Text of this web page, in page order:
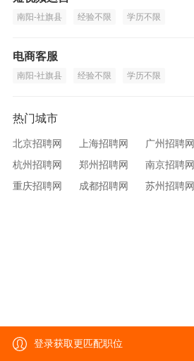
南阳-社旗县 经验不限 学历不限
电商客服
南阳-社旗县 经验不限 学历不限
热门城市
北京招聘网 上海招聘网 广州招聘网
杭州招聘网
郑州招聘网 南京招聘网
重庆招聘网
成都招聘网 苏州招聘网
登录获取更匹配职位